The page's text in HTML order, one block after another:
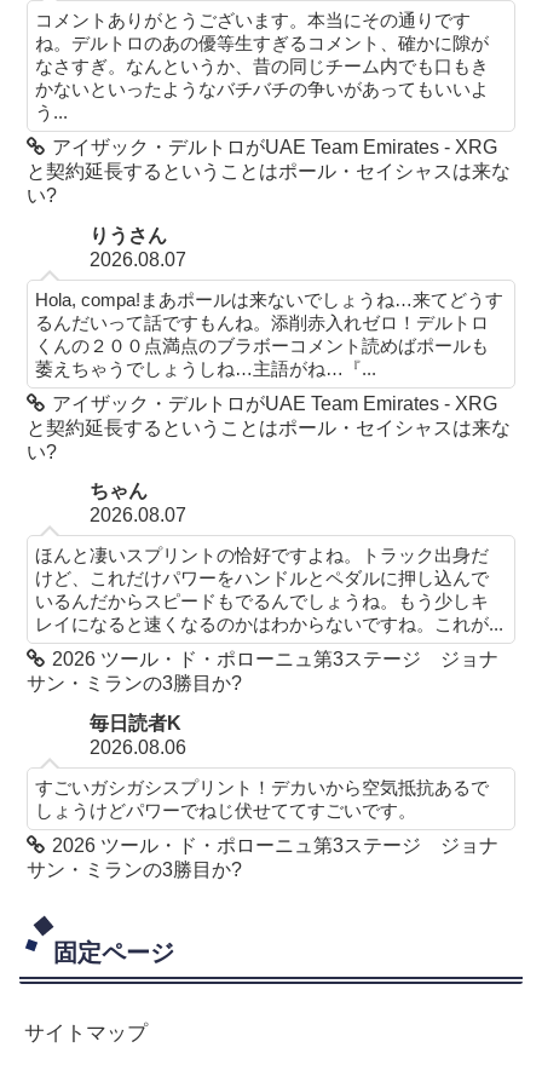
コメントありがとうございます。本当にその通りです
ね。デルトロのあの優等生すぎるコメント、確かに隙が
なさすぎ。なんというか、昔の同じチーム内でも口もき
かないといったようなバチバチの争いがあってもいいよ
う...
アイザック・デルトロがUAE Team Emirates - XRG
と契約延長するということはポール・セイシャスは来な
い?
りうさん
2026.08.07
Hola, compa!まあポールは来ないでしょうね…来てどうす
るんだいって話ですもんね。添削赤入れゼロ！デルトロ
くんの２００点満点のブラボーコメント読めばポールも
萎えちゃうでしょうしね…主語がね…『...
アイザック・デルトロがUAE Team Emirates - XRG
と契約延長するということはポール・セイシャスは来な
い?
ちゃん
2026.08.07
ほんと凄いスプリントの恰好ですよね。トラック出身だ
けど、これだけパワーをハンドルとペダルに押し込んで
いるんだからスピードもでるんでしょうね。もう少しキ
レイになると速くなるのかはわからないですね。これが...
2026 ツール・ド・ポローニュ第3ステージ ジョナ
サン・ミランの3勝目か?
毎日読者K
2026.08.06
すごいガシガシスプリント！デカいから空気抵抗あるで
しょうけどパワーでねじ伏せててすごいです。
2026 ツール・ド・ポローニュ第3ステージ ジョナ
サン・ミランの3勝目か?
固定ページ
サイトマップ